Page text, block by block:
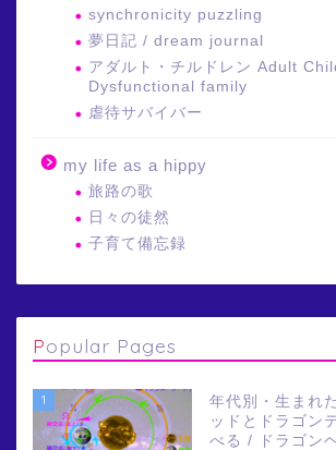
synchronicity puzzling
夢日記 / dream journal
アダルト・チルドレン Adult
Dysfunctional family
虐待サバイバー
my life as a hippy
旅路の歌
日々の徒然
子育て備忘録
Popular Pages
1
年代別・生まれ
ッドとドラゴン
べる / ドラゴン